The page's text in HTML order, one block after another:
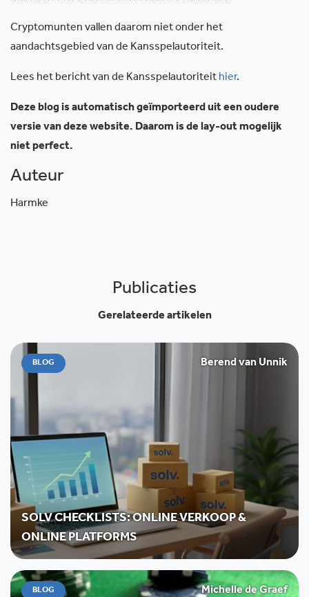
Cryptomunten vallen daarom niet onder het
aandachtsgebied van de Kansspelautoriteit.
Lees het bericht van de Kansspelautoriteit hier.
Deze blog is automatisch geïmporteerd uit een oudere
versie van deze website. Daarom is de lay-out mogelijk
niet perfect.
Auteur
Harmke
Publicaties
Gerelateerde artikelen
BLOG Berend van Unnik
SOLV CHECKLISTS: ONLINE VERKOOP &
ONLINE PLATFORMS
BLOG Michelle de Graef